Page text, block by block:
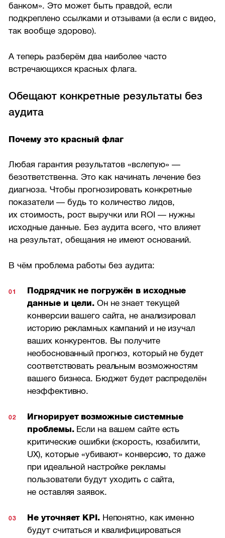
банком». Это может быть правдой, если
подкреплено ссылками и отзывами (а если с видео,
так вообще здорово).
А теперь разберём два наиболее часто
встречающихся красных флага.
Обещают конкретные результаты без
аудита
Почему это красный флаг
Любая гарантия результатов «вслепую» —
безответственна. Это как начинать лечение без
диагноза. Чтобы прогнозировать конкретные
показатели — будь то количество лидов,
их стоимость, рост выручки или ROI — нужны
исходные данные. Без аудита всего, что влияет
на результат, обещания не имеют оснований.
В чём проблема работы без аудита:
Подрядчик не погружён в исходные
данные и цели. Он не знает текущей
конверсии вашего сайта, не анализировал
историю рекламных кампаний и не изучал
ваших конкурентов. Вы получите
необоснованный прогноз, который не будет
соответствовать реальным возможностям
вашего бизнеса. Бюджет будет распределён
неэффективно.
Игнорирует возможные системные
проблемы.Если на вашем сайте есть
критические ошибки (скорость, юзабилити,
UX), которые «убивают» конверсию, то даже
при идеальной настройке рекламы
пользователи будут уходить с сайта,
не оставляя заявок.
Не уточняет KPI.Непонятно, как именно
будут считаться и квалифицироваться